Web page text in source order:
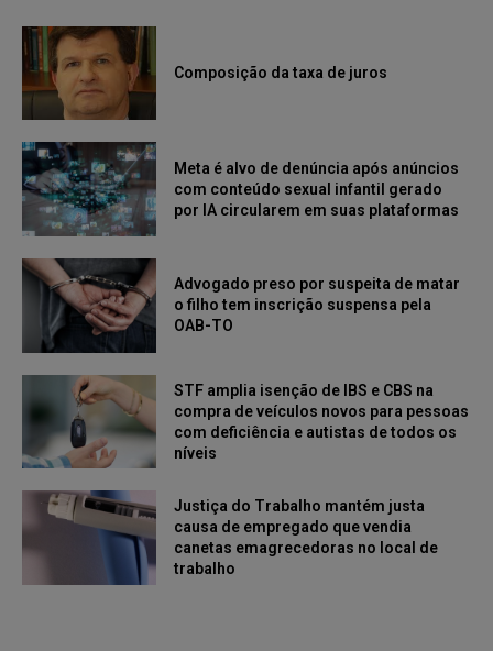
Composição da taxa de juros
Meta é alvo de denúncia após anúncios
com conteúdo sexual infantil gerado
por IA circularem em suas plataformas
Advogado preso por suspeita de matar
o filho tem inscrição suspensa pela
OAB-TO
STF amplia isenção de IBS e CBS na
compra de veículos novos para pessoas
com deficiência e autistas de todos os
níveis
Justiça do Trabalho mantém justa
causa de empregado que vendia
canetas emagrecedoras no local de
trabalho